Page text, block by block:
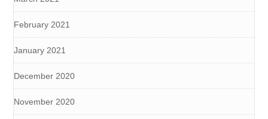
February 2021
January 2021
December 2020
November 2020